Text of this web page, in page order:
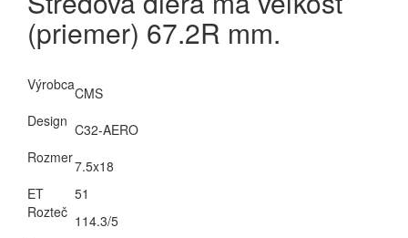
(priemer) 67.2R mm.
VýrobcaCMS
Design C32-AERO
Rozmer7.5x18
ET
51
Rozteč 114.3/5